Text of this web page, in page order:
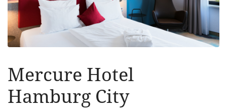
Mercure Hotel
Hamburg City